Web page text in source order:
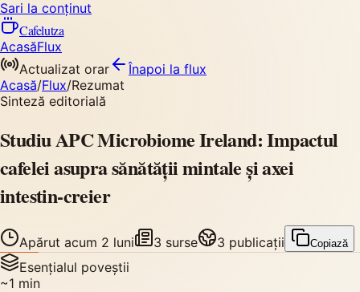
Sari la conținut
Cafelutza
AcasăFlux
Actualizat orar
Înapoi la flux
Acasă/Flux/Rezumat
Sinteză editorială
Studiu APC Microbiome Ireland: Impactul
cafelei asupra sănătății mintale și axei
intestin-creier
Apărut acum 2 luni 3 surse 3 publicații Copiază
Esențialul poveștii
~1 min